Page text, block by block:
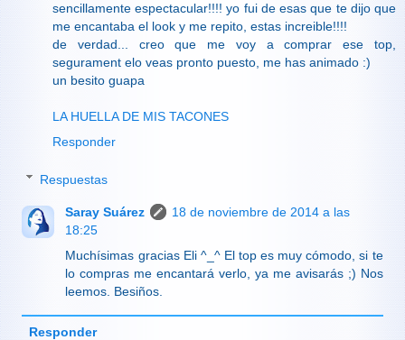
sencillamente espectacular!!!! yo fui de esas que te dijo que
me encantaba el look y me repito, estas increible!!!!
de verdad... creo que me voy a comprar ese top,
segurament elo veas pronto puesto, me has animado :)
un besito guapa
LA HUELLA DE MIS TACONES
Responder
Respuestas
Saray Suárez
18 de noviembre de 2014 a las
18:25
Muchísimas gracias Eli ^_^ El top es muy cómodo, si te
lo compras me encantará verlo, ya me avisarás ;) Nos
leemos. Besiños.
Responder